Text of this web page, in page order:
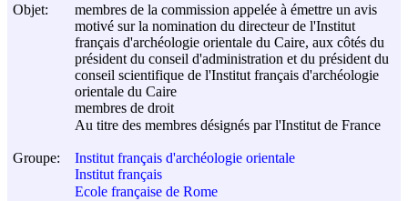
Objet:
membres de la commission appelée à émettre un avis
motivé sur la nomination du directeur de l'Institut
français d'archéologie orientale du Caire, aux côtés du
président du conseil d'administration et du président du
conseil scientifique de l'Institut français d'archéologie
orientale du Caire
membres de droit
Au titre des membres désignés par l'Institut de France
Groupe:
Institut français d'archéologie orientale
Institut français
Ecole française de Rome